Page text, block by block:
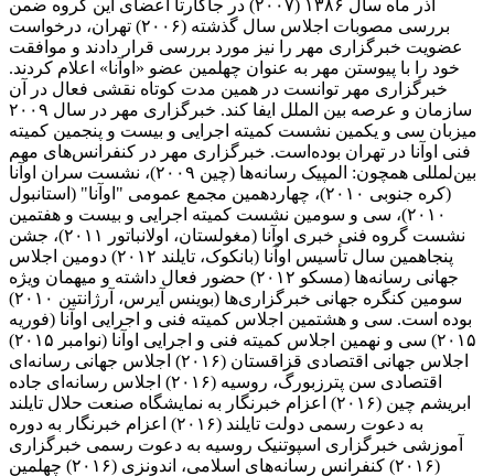
آذر ماه سال ۱۳۸۶ (۲۰۰۷) در جاکارتا اعضای این گروه ضمن
بررسی مصوبات اجلاس سال گذشته (۲۰۰۶) تهران، درخواست
عضویت خبرگزاری مهر را نیز مورد بررسی قرار دادند و موافقت
خود را با پیوستن مهر به عنوان چهلمین عضو «اوآنا» اعلام کردند.
خبرگزاری مهر توانست در همین مدت کوتاه نقشی فعال در آن
سازمان و عرصه بین الملل ایفا کند. خبرگزاری مهر در سال ۲۰۰۹
میزبان سی و یکمین نشست کمیته اجرایی و بیست و پنجمین کمیته
فنی اوآنا در تهران بوده‌است. خبرگزاری مهر در کنفرانس‌های مهم
بین‌لمللی همچون: المپیک رسانه‌ها (چین ۲۰۰۹)، نشست سران اوآنا
(کره جنوبی ۲۰۱۰)، چهاردهمین مجمع عمومی "اوآنا" (استانبول
۲۰۱۰)، سی و سومین نشست کمیته اجرایی و بیست و هفتمین
نشست گروه فنی خبری اوآنا (مغولستان، اولانباتور ۲۰۱۱)، جشن
پنجاهمین سال تأسیس اوآنا (بانکوک، تایلند ۲۰۱۲) دومین اجلاس
جهانی رسانه‌ها (مسکو ۲۰۱۲) حضور فعال داشته و میهمان ویژه
سومین کنگره جهانی خبرگزاری‌ها (بوینس آیرس، آرژانتین ۲۰۱۰)
بوده است. سی و هشتمین اجلاس کمیته فنی و اجرایی اوآنا (فوریه
۲۰۱۵) سی و نهمین اجلاس کمیته فنی و اجرایی اوآنا (نوامبر ۲۰۱۵)
اجلاس جهانی اقتصادی قزاقستان (۲۰۱۶) اجلاس جهانی رسانه‌ای
اقتصادی سن پترزبورگ، روسیه (۲۰۱۶) اجلاس رسانه‌ای جاده
ابریشم چین (۲۰۱۶) اعزام خبرنگار به نمایشگاه صنعت حلال تایلند
به دعوت رسمی دولت تایلند (۲۰۱۶) اعزام خبرنگار به دوره
آموزشی خبرگزاری اسپوتنیک روسیه به دعوت رسمی خبرگزاری
(۲۰۱۶) کنفرانس رسانه‌های اسلامی، اندونزی (۲۰۱۶) چهلمین